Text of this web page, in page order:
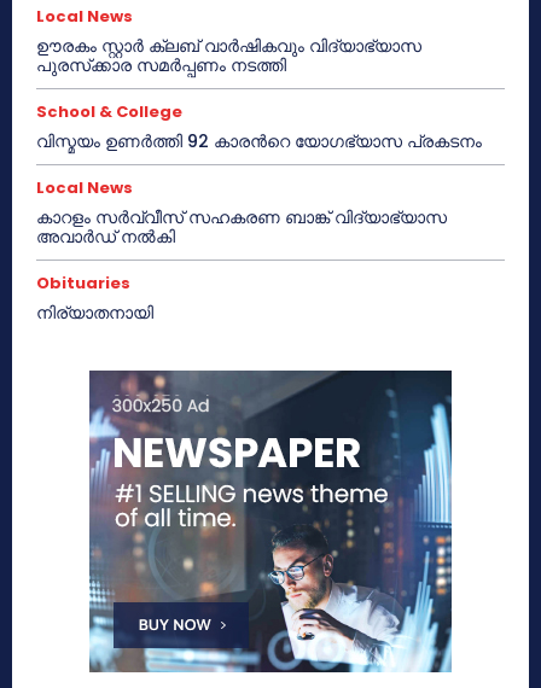
Local News
ഊരകം സ്റ്റാർ ക്ലബ് വാർഷികവും വിദ്യാഭ്യാസ
പുരസ്‌ക്കാര സമർപ്പണം നടത്തി
School & College
വിസ്മയം ഉണർത്തി 92 കാരൻറെ യോഗഭ്യാസ പ്രകടനം
Local News
കാറളം സർവ്വീസ് സഹകരണ ബാങ്ക് വിദ്യാഭ്യാസ
അവാർഡ് നൽകി
Obituaries
നിര്യാതനായി